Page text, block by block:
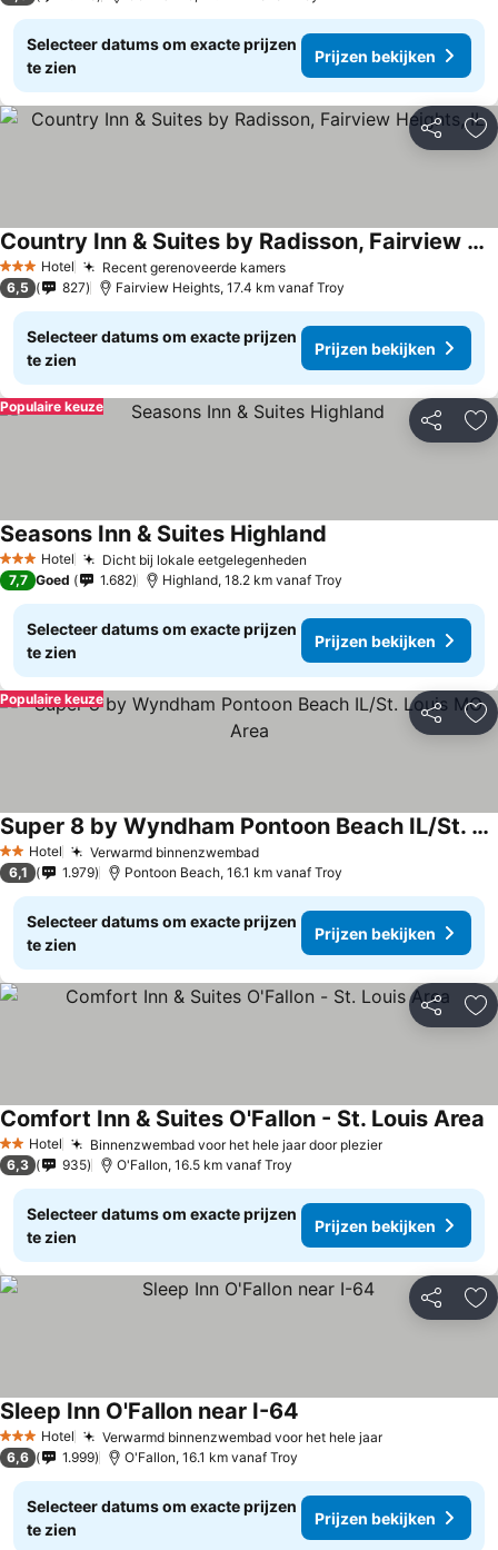
Selecteer datums om exacte prijzen
te zien
Prijzen bekijken
Delen
3 SterrenHotel Recent gerenoveerde kamers
Country Inn & Suites by Radisson, Fairview Heights, IL
6,5 827 Fairview Heights, 17.4 km vanaf Troy
Selecteer datums om exacte prijzen
te zien
Prijzen bekijken
Delen
Populaire keuze
3 SterrenHotel Dicht bij lokale eetgelegenheden
Seasons Inn & Suites Highland
7,7 Goed 1.682 Highland, 18.2 km vanaf Troy
Selecteer datums om exacte prijzen
te zien
Prijzen bekijken
Delen
Populaire keuze
2 Sterren
Hotel Verwarmd binnenzwembad
Super 8 by Wyndham Pontoon Beach IL/St. Louis MO Area
6,1 1.979 Pontoon Beach, 16.1 km vanaf Troy
Selecteer datums om exacte prijzen
te zien
Prijzen bekijken
Delen
2 Sterren
Hotel Binnenzwembad voor het hele jaar door plezier
Comfort Inn & Suites O'Fallon - St. Louis Area
6,3 935 O'Fallon, 16.5 km vanaf Troy
Selecteer datums om exacte prijzen
te zien
Prijzen bekijken
Delen
3 SterrenHotel Verwarmd binnenzwembad voor het hele jaar
Sleep Inn O'Fallon near I-64
6,6 1.999 O'Fallon, 16.1 km vanaf Troy
Selecteer datums om exacte prijzen
te zien
Prijzen bekijken